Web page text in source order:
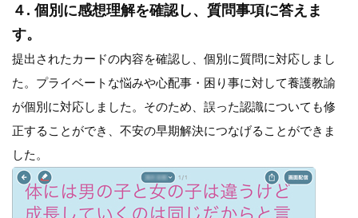
４. 個別に感想理解を確認し、質問事項に答えま
す。
提出されたカードの内容を確認し、個別に質問に対応しまし
た。プライベートな悩みや心配事・困り事に対して養護教諭
が個別に対応しました。そのため、誤った認識についても修
正することができ、不安の早期解決につなげることができま
した。